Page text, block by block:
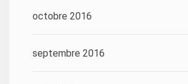
octobre 2016
septembre 2016